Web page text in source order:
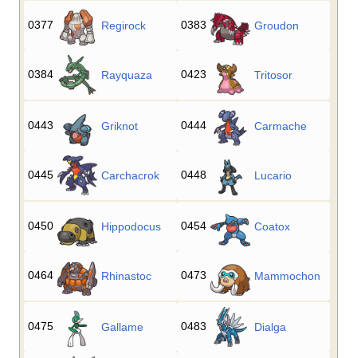
0377 Regirock 0383 Groudon
0384 Rayquaza 0423 Tritosor
0443 Griknot 0444 Carmache
0445 Carchacrok 0448 Lucario
0450 Hippodocus 0454 Coatox
0464 Rhinastoc 0473 Mammochon
0475 Gallame 0483 Dialga